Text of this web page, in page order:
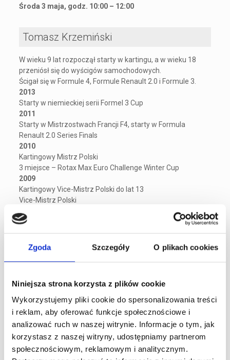
Zgoda Szczegóły O plikach cookies
Niniejsza strona korzysta z plików cookie
Wykorzystujemy pliki cookie do spersonalizowania treści
i reklam, aby oferować funkcje społecznościowe i
analizować ruch w naszej witrynie. Informacje o tym, jak
korzystasz z naszej witryny, udostępniamy partnerom
społecznościowym, reklamowym i analitycznym.
Środa 3 maja, godz. 10:00 – 12:00
Tomasz Krzemiński
W wieku 9 lat rozpoczął starty w kartingu, a w wieku 18
przeniósł się do wyścigów samochodowych.
Ścigał się w Formule 4, Formule Renault 2.0 i Formule 3.
2013
Starty w niemieckiej serii Formel 3 Cup
2011
Starty w Mistrzostwach Francji F4, starty w Formula
Renault 2.0 Series Finals
2010
Kartingowy Mistrz Polski
3 miejsce – Rotax Max Euro Challenge Winter Cup
2009
Kartingowy Vice-Mistrz Polski do lat 13
Vice-Mistrz Polski
Łukasz Bartoszuk
Karierę zawodnika rozpoczął po ukończeniu 14 roku życia.
tytuł II wicemistrza, a w 2015 roku został Mistrzem Polski w
klasie Senior Max oraz DD2 Max.
2015
Mistrz Polski Rotax Max Challenge kat. Senior Max i DD2
2014
I Vice-Mistrz pucharu Rotax Max Challenge Polska
2013